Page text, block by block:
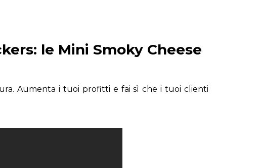
le Mini Smoky Cheese
Aumenta i tuoi profitti e fai sì che i tuoi clienti